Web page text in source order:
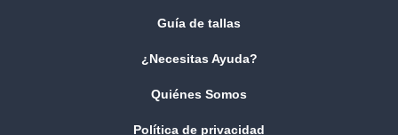
Guía de tallas
¿Necesitas Ayuda?
Quiénes Somos
Política de privacidad